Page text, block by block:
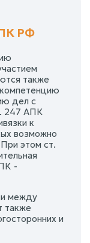
РФ
также
дел с
247 АПК
к
возможно
этом ст.
-
между
также
и